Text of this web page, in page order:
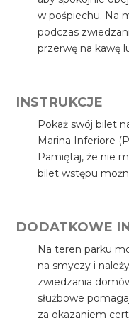
w pośpiechu. Na
podczas
przerwę na kawę
INSTRUKCJE
Pokaż swój bilet
Marina Inferiore
Pamiętaj, że nie
bilet wstępu
DODATKOWE
Na teren parku
na smyczy i
zwiedzania
służbowe
za okazaniem